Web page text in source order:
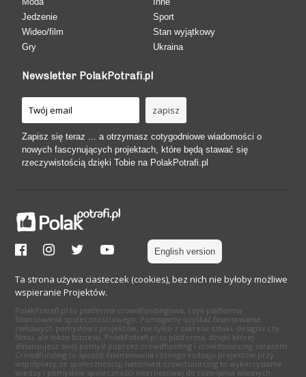
Jedzenie
Wideo/film
Gry
Sport
Stan wyjątkowy
Ukraina
Newsletter PolakPotrafi.pl
Zapisz się teraz ... a otrzymasz cotygodniowe wiadomości o
nowych fascynujących projektach, które będą stawać się
rzeczywistością dzięki Tobie na PolakPotrafi.pl
English version
Ta strona używa ciasteczek (cookies), bez nich nie byłoby możliwe
wspieranie Projektów.
PolakPotrafi.pl to platforma crowdfundingowa, czyli platforma
finansowania społecznościowego. Pomagamy uzyskać finansowanie
ciekawych pomysłów i projektów, nie tylko z zakresu sztuki, designu czy
filmu, ale także biznesu. PolakPotrafi.pl to platforma, dzięki której
sfinansujesz swój pomysł poprzez crowdfunding i crowdsourcing zarazem.
Crowdfunding to sposób finansowania różnego rodzaju projektów przy
współpracy ze społecznością, natomiast crowdsourcing to wykorzystanie
wiedzy i pomysłów społeczności internetowej do rozwijania własnych